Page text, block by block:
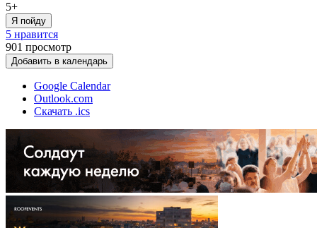
5+
Я пойду
5 нравится
901 просмотр
Добавить в календарь
Google Calendar
Outlook.com
Скачать .ics